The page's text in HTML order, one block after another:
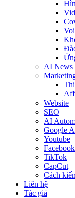
AI News
Website
SEO
AI
Google
Youtube
Facebook
TikTok
CapCut
Cách
Liên hệ
Tác giả